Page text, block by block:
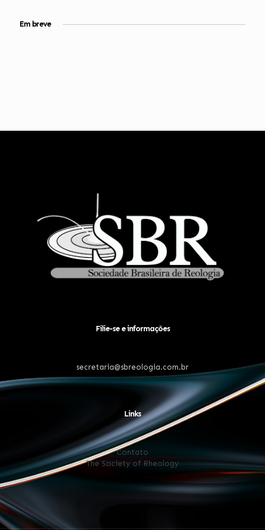
Em breve
Filie-se e informações
secretaria@sbreologia.com.br
Links
Contato
The Society of Rheology